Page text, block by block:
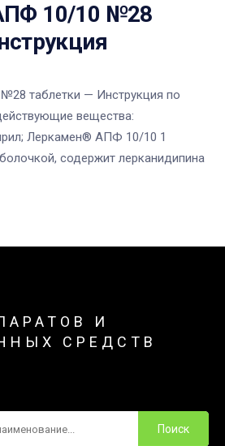
10/10 №28
таблетки — Инструкция по
вещества:
Леркамен® АПФ 10/10 1
содержит лерканидипина
И
СРЕДСТВ